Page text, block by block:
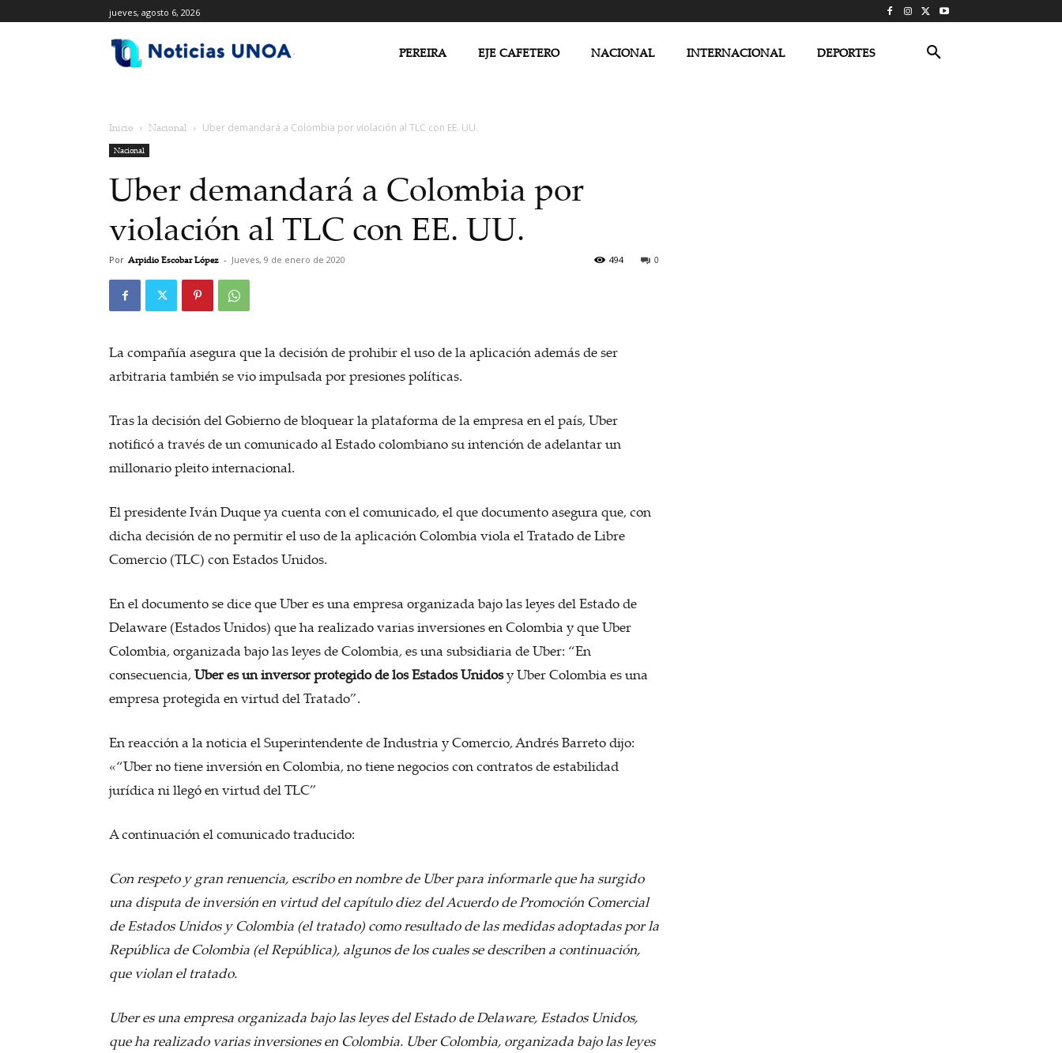
jueves, agosto 6, 2026
PEREIRA EJE CAFETERO NACIONAL INTERNACIONAL DEPORTES
Inicio Nacional Uber demandará a Colombia por violación al TLC con EE. UU.
Nacional
Uber demandará a Colombia por
violación al TLC con EE. UU.
Por Arpidio Escobar López - Jueves, 9 de enero de 2020 0
494
La compañía asegura que la decisión de prohibir el uso de la aplicación además de ser
arbitraria también se vio impulsada por presiones políticas.
Tras la decisión del Gobierno de bloquear la plataforma de la empresa en el país, Uber
notificó a través de un comunicado al Estado colombiano su intención de adelantar un
millonario pleito internacional.
El presidente Iván Duque ya cuenta con el comunicado, el que documento asegura que, con
dicha decisión de no permitir el uso de la aplicación Colombia viola el Tratado de Libre
Comercio (TLC) con Estados Unidos.
En el documento se dice que Uber es una empresa organizada bajo las leyes del Estado de
Delaware (Estados Unidos) que ha realizado varias inversiones en Colombia y que Uber
Colombia, organizada bajo las leyes de Colombia, es una subsidiaria de Uber: “En
consecuencia,Uber es un inversor protegido de los Estados Unidosy Uber Colombia es una
empresa protegida en virtud del Tratado”.
En reacción a la noticia el Superintendente de Industria y Comercio, Andrés Barreto dijo:
«“Uber no tiene inversión en Colombia, no tiene negocios con contratos de estabilidad
jurídica ni llegó en virtud del TLC”
A continuación el comunicado traducido:
Con respeto y gran renuencia, escribo en nombre de Uber para informarle que ha surgido
una disputa de inversión en virtud del capítulo diez del Acuerdo de Promoción Comercial
de Estados Unidos y Colombia (el tratado) como resultado de las medidas adoptadas por la
República de Colombia (el República), algunos de los cuales se describen a continuación,
que violan el tratado.
Uber es una empresa organizada bajo las leyes del Estado de Delaware, Estados Unidos,
que ha realizado varias inversiones en Colombia. Uber Colombia, organizada bajo las leyes